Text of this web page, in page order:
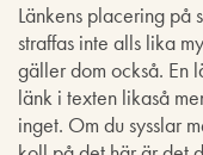
Länkens placering på
straffas inte alls lika
gäller dom också. En
länk i texten likaså
inget. Om du sysslar